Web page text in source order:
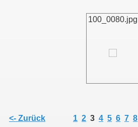
100_0080.jpg
<- Zurück 1 2 3 4 5 6 7 8